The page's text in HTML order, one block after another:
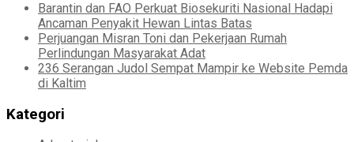
Barantin dan FAO Perkuat Biosekuriti Nasional Hadapi
Ancaman Penyakit Hewan Lintas Batas
Perjuangan Misran Toni dan Pekerjaan Rumah
Perlindungan Masyarakat Adat
236 Serangan Judol Sempat Mampir ke Website Pemda
di Kaltim
Kategori